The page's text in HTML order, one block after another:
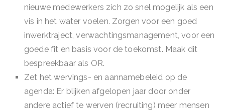
nieuwe medewerkers zich zo snel mogelijk als een
vis in het water voelen. Zorgen voor een goed
inwerktraject, verwachtingsmanagement, voor een
goede fit en basis voor de toekomst. Maak dit
bespreekbaar als OR.
Zet het wervings- en aannamebeleid op de
agenda: Er blijken afgelopen jaar door onder
andere actief te werven (recruiting) meer mensen